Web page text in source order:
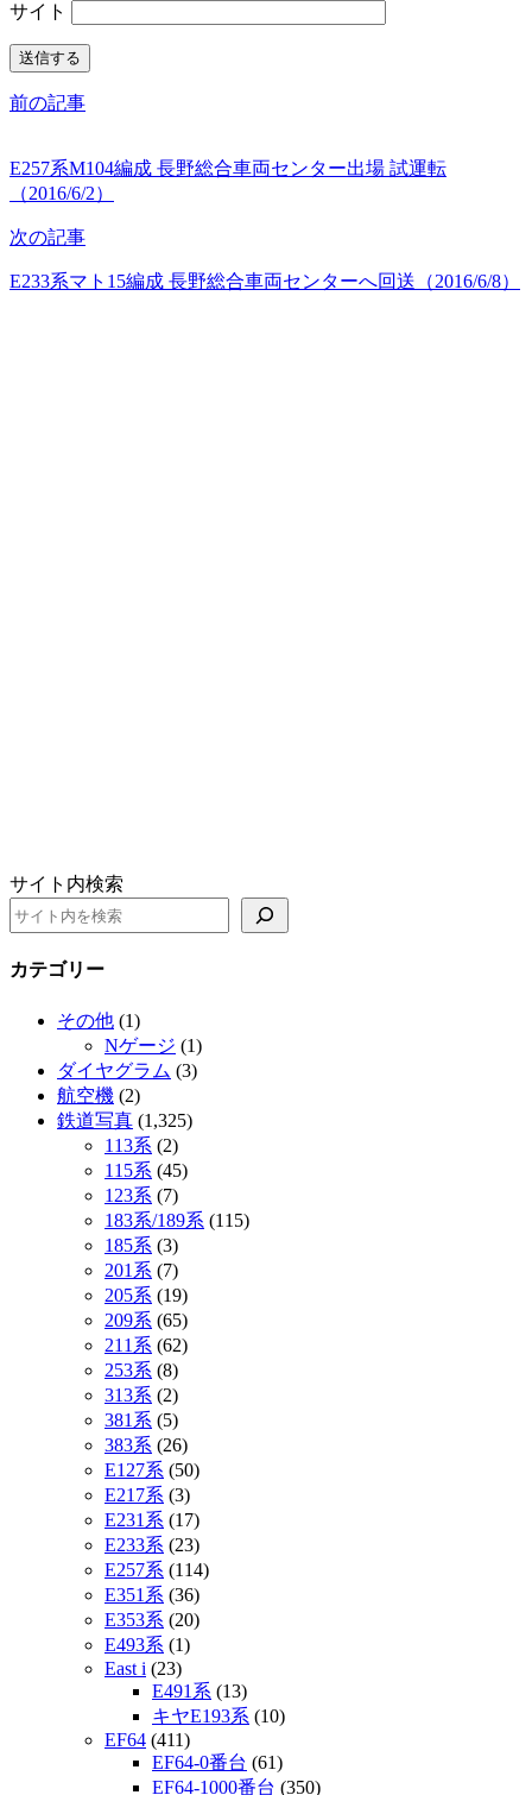
サイト
前の記事
E257系M104編成 長野総合車両センター出場 試運転
（2016/6/2）
次の記事
E233系マト15編成 長野総合車両センターへ回送（2016/6/8）
サイト内検索
カテゴリー
その他 (1)
Nゲージ (1)
ダイヤグラム (3)
航空機 (2)
鉄道写真 (1,325)
113系 (2)
115系 (45)
123系 (7)
183系/189系 (115)
185系 (3)
201系 (7)
205系 (19)
209系 (65)
211系 (62)
253系 (8)
313系 (2)
381系 (5)
383系 (26)
E127系 (50)
E217系 (3)
E231系 (17)
E233系 (23)
E257系 (114)
E351系 (36)
E353系 (20)
E493系 (1)
East i (23)
E491系 (13)
キヤE193系 (10)
EF64 (411)
EF64-0番台 (61)
EF64-1000番台 (350)